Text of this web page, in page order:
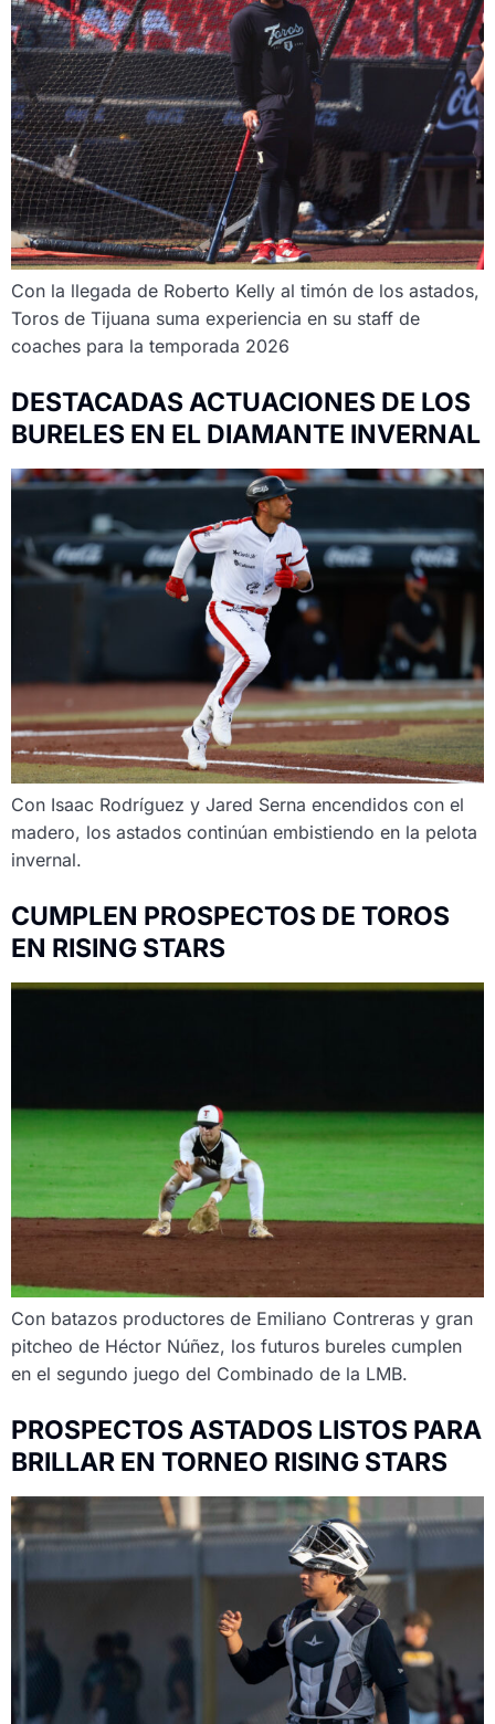
Con la llegada de Roberto Kelly al timón de los astados,
Toros de Tijuana suma experiencia en su staff de
coaches para la temporada 2026
DESTACADAS ACTUACIONES DE LOS
BURELES EN EL DIAMANTE INVERNAL
Con Isaac Rodríguez y Jared Serna encendidos con el
madero, los astados continúan embistiendo en la pelota
invernal.
CUMPLEN PROSPECTOS DE TOROS
EN RISING STARS
Con batazos productores de Emiliano Contreras y gran
pitcheo de Héctor Núñez, los futuros bureles cumplen
en el segundo juego del Combinado de la LMB.
PROSPECTOS ASTADOS LISTOS PARA
BRILLAR EN TORNEO RISING STARS